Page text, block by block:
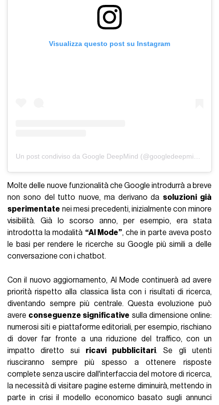
Visualizza questo post su Instagram
Molte delle nuove funzionalità che Google introdurrà a breve
non sono del tutto nuove, ma derivano da soluzioni già
sperimentate nei mesi precedenti, inizialmente con minore
visibilità. Già lo scorso anno, per esempio, era stata
introdotta la modalità “AI Mode”, che in parte aveva posto
le basi per rendere le ricerche su Google più simili a delle
conversazione con i chatbot.
Con il nuovo aggiornamento, AI Mode continuerà ad avere
priorità rispetto alla classica lista con i risultati di ricerca,
diventando sempre più centrale. Questa evoluzione può
avere conseguenze significative sulla dimensione online:
numerosi siti e piattaforme editoriali, per esempio, rischiano
di dover far fronte a una riduzione del traffico, con un
impatto diretto sui ricavi pubblicitari. Se gli utenti
riusciranno sempre più spesso a ottenere risposte
complete senza uscire dall'interfaccia del motore di ricerca,
la necessità di visitare pagine esterne diminuirà, mettendo in
parte in crisi il modello economico basato sugli annunci